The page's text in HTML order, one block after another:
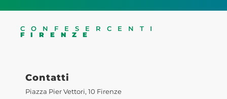
CONFESERCENTI
FIRENZE
Contatti
Piazza Pier Vettori, 10 Firenze